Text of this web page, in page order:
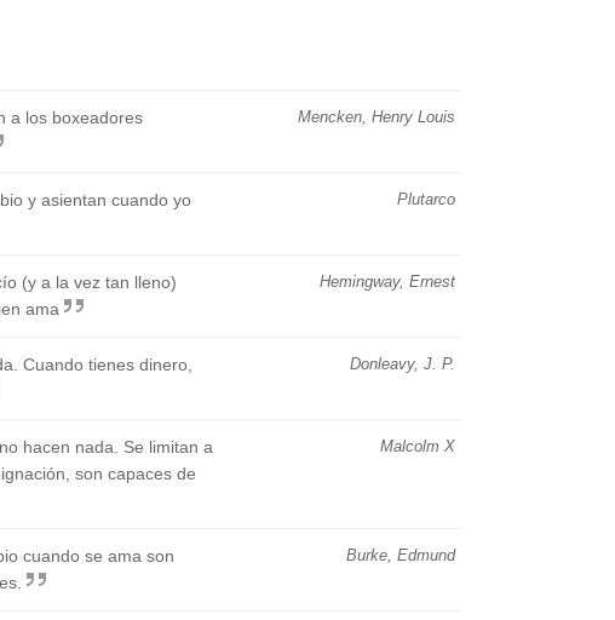
Mencken, Henry Louis
a los boxeadores
Plutarco
y asientan cuando yo
Hemingway, Ernest
(y a la vez tan lleno)
ama
Donleavy, J. P.
Cuando tienes dinero,
Malcolm X
hacen nada. Se limitan a
son capaces de
Burke, Edmund
cuando se ama son